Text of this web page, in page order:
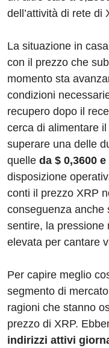
dell’attività di rete di
La situazione in
con il prezzo che
momento sta
condizioni
recupero dopo il
cerca di alimentare
superare una delle
quelle da $ 0,3600 e
disposizione
conti il prezzo XRP
conseguenza anche
sentire, la pressione
elevata per cantare
Per capire meglio
segmento di
ragioni che stanno
prezzo di XRP.
indirizzi attivi